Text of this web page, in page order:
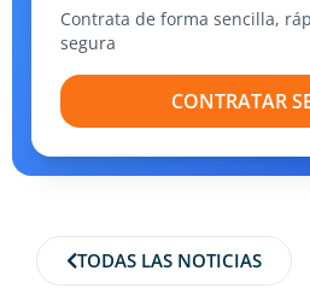
Contrata de forma sencilla,
segura
CONTRATAR
TODAS LAS NOTICIAS